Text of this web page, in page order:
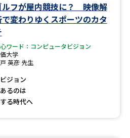
ら請求
大学院の資料請求
大学入学共通テスト「受験案
内」の請求
高等学校卒業程度認定試験
ルフが屋内競技に？ 映像解
変わりゆくスポーツのカタ
ワード：コンピュータビジョン
大学
英彦 先生
ジョン
るのは
る時代へ